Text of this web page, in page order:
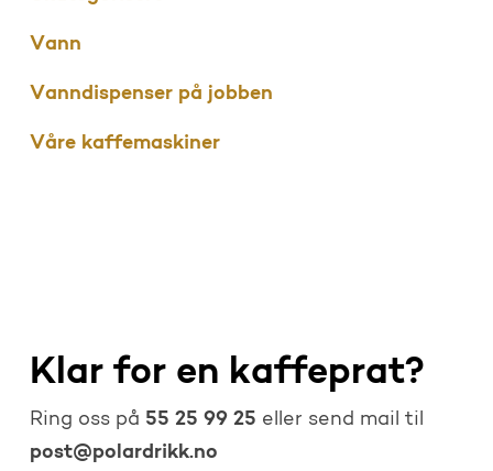
Vann
Vanndispenser på jobben
Våre kaffemaskiner
Klar for en kaffeprat?
Ring oss på 55 25 99 25 eller send mail til
post@polardrikk.no